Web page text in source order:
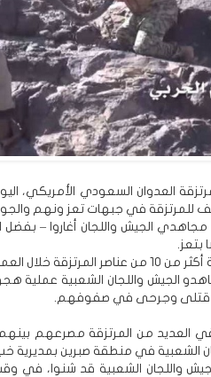
العدوان السعودي الأمريكي،
للمرتزقة في جبهات تعز ونهم
الجيش واللجان أغاروا – بفضل
بتعز.
خلال العملية.
الجيش واللجان الشعبية عملية
قتلى وجرحى في صفوفهم.
من المرتزقة مصرعهم بينهم
الشعبية في منطقة صبرين بمديرية
واللجان الشعبية قد شنوا، في